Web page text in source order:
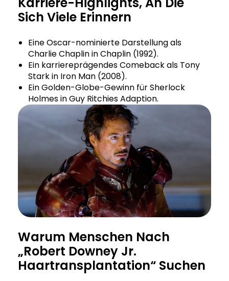
Sich Viele Erinnern
Eine Oscar-nominierte Darstellung als
Charlie Chaplin in Chaplin (1992).
Ein karriereprägendes Comeback als Tony
Stark in Iron Man (2008).
Ein Golden-Globe-Gewinn für Sherlock
Holmes in Guy Ritchies Adaption.
Warum Menschen Nach
„Robert Downey Jr.
Haartransplantation“ Suchen